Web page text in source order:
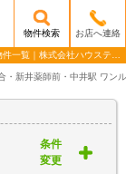
logo.png
物件検索 お店へ連絡
・新井薬師前・中井駅 ワン
条件
変更